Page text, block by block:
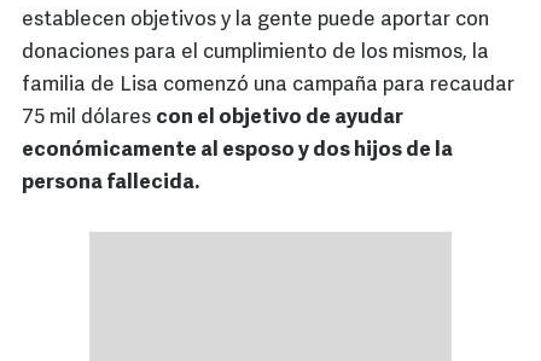
establecen objetivos y la gente puede aportar con
donaciones para el cumplimiento de los mismos, la
familia de Lisa comenzó una campaña para recaudar
75 mil dólares con el objetivo de ayudar
económicamente al esposo y dos hijos de la
persona fallecida.